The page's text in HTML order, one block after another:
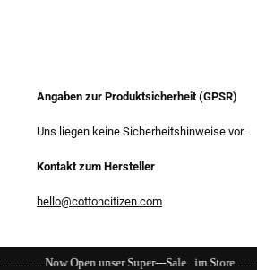
Angaben zur Produktsicherheit (GPSR)
Uns liegen keine Sicherheitshinweise vor.
Kontakt zum Hersteller
hello@cottoncitizen.com
Super---Sale...im Store